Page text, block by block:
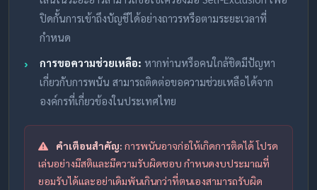
ปิดกั้นการเข้าถึงบัญชีได้อย่างถาวรหรือตามระยะเวลาที่
กำหนด
การขอความช่วยเหลือ: หากท่านหรือคนใกล้ชิดมีปัญหา
เกี่ยวกับการพนัน สามารถติดต่อขอความช่วยเหลือได้จาก
องค์กรที่เกี่ยวข้องในประเทศไทย
คำเตือนสำคัญ: การพนันอาจก่อให้เกิดการติดได้ โปรด
เล่นอย่างมีสติและมีความรับผิดชอบ กำหนดงบประมาณที่
ยอมรับได้และอย่าเดิมพันเกินกว่าที่ตนเองสามารถรับผิด